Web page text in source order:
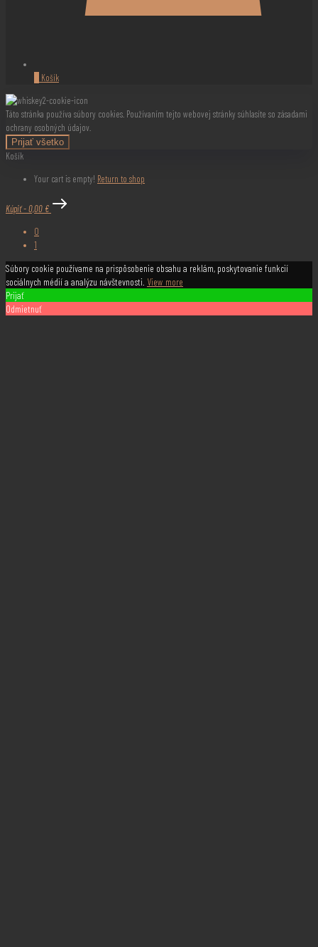
Košík
Táto stránka používa súbory cookies. Používaním tejto webovej stránky súhlasíte so zásadami
ochrany osobných údajov.
Prijať všetko
Košík
Your cart is empty! Return to shop
Kúpiť-0,00 €
0
1
Súbory cookie používame na prispôsobenie obsahu a reklám, poskytovanie funkcií
sociálnych médií a analýzu návštevnosti. View more
Prijať
Odmietnuť